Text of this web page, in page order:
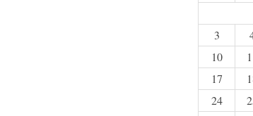
3
10
17
24